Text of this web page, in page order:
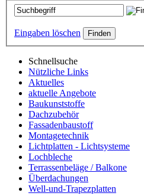
Eingaben löschen
Schnellsuche
Nützliche Links
Aktuelles
aktuelle Angebote
Baukunststoffe
Dachzubehör
Fassadenbaustoff
Montagetechnik
Lichtplatten - Lichtsysteme
Lochbleche
Terrassenbeläge / Balkone
Überdachungen
Well-und-Trapezplatten